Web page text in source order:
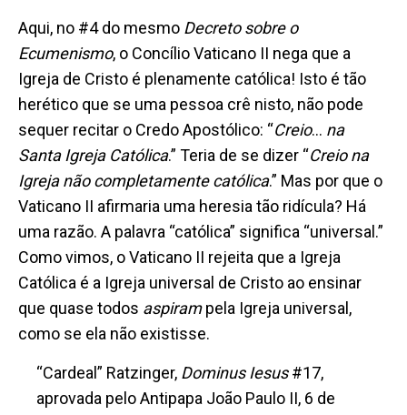
Aqui, no #4 do mesmo Decreto sobre o
Ecumenismo, o Concílio Vaticano II nega que a
Igreja de Cristo é plenamente católica! Isto é tão
herético que se uma pessoa crê nisto, não pode
sequer recitar o Credo Apostólico: “Creio… na
Santa Igreja Católica.” Teria de se dizer “Creio na
Igreja não completamente católica.” Mas por que o
Vaticano II afirmaria uma heresia tão ridícula? Há
uma razão. A palavra “católica” significa “universal.”
Como vimos, o Vaticano II rejeita que a Igreja
Católica é a Igreja universal de Cristo ao ensinar
que quase todos aspirampela Igreja universal,
como se ela não existisse.
“Cardeal” Ratzinger, Dominus Iesus#17,
aprovada pelo Antipapa João Paulo II, 6 de